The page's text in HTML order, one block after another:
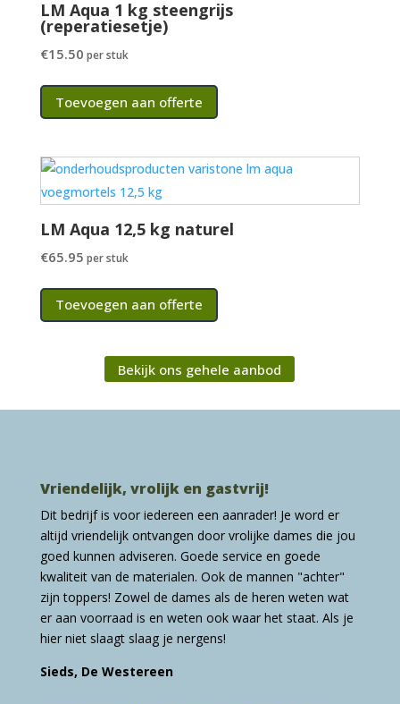
LM Aqua 1 kg steengrijs
(reperatiesetje)
€15.50 per stuk
Toevoegen aan offerte
LM Aqua 12,5 kg naturel
€65.95 per stuk
Toevoegen aan offerte
Bekijk ons gehele aanbod
Vriendelijk, vrolijk en gastvrij!
Dit bedrijf is voor iedereen een aanrader! Je word er
altijd vriendelijk ontvangen door vrolijke dames die jou
goed kunnen adviseren. Goede service en goede
kwaliteit van de materialen. Ook de mannen "achter"
zijn toppers! Zowel de dames als de heren weten wat
er aan voorraad is en weten ook waar het staat. Als je
hier niet slaagt slaag je nergens!
Sieds, De Westereen